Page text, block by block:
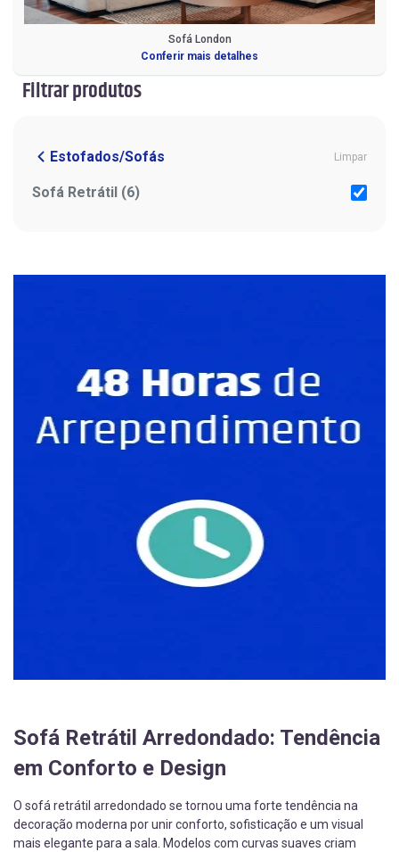
Filtrar produtos
Estofados/Sofás Limpar
Sofá Retrátil (6)
Sofá London
Conferir mais detalhes
Sofá Retrátil Arredondado: Tendência
em Conforto e Design
O sofá retrátil arredondado se tornou uma forte tendência na
decoração moderna por unir conforto, sofisticação e um visual
mais elegante para a sala. Modelos com curvas suaves criam